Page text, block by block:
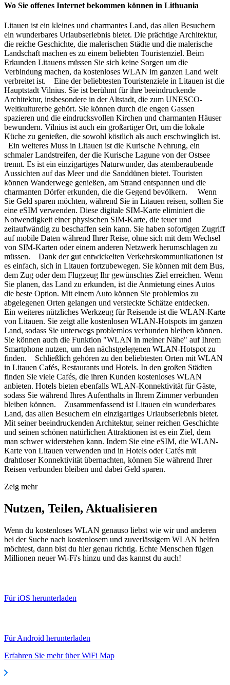
Wo Sie offenes Internet bekommen können in Lithuania
Litauen ist ein kleines und charmantes Land, das allen Besuchern
ein wunderbares Urlaubserlebnis bietet. Die prächtige Architektur,
die reiche Geschichte, die malerischen Städte und die malerische
Landschaft machen es zu einem beliebten Touristenziel. Beim
Erkunden Litauens müssen Sie sich keine Sorgen um die
Verbindung machen, da kostenloses WLAN im ganzen Land weit
verbreitet ist. Eine der beliebtesten Touristenziele in Litauen ist die
Hauptstadt Vilnius. Sie ist berühmt für ihre beeindruckende
Architektur, insbesondere in der Altstadt, die zum UNESCO-
Weltkulturerbe gehört. Sie können durch die engen Gassen
spazieren und die eindrucksvollen Kirchen und charmanten Häuser
bewundern. Vilnius ist auch ein großartiger Ort, um die lokale
Küche zu genießen, die sowohl köstlich als auch erschwinglich ist.
Ein weiteres Muss in Litauen ist die Kurische Nehrung, ein
schmaler Landstreifen, der die Kurische Lagune von der Ostsee
trennt. Es ist ein einzigartiges Naturwunder, das atemberaubende
Aussichten auf das Meer und die Sanddünen bietet. Touristen
können Wanderwege genießen, am Strand entspannen und die
charmanten Dörfer erkunden, die die Gegend bevölkern. Wenn
Sie Geld sparen möchten, während Sie in Litauen reisen, sollten Sie
eine eSIM verwenden. Diese digitale SIM-Karte eliminiert die
Notwendigkeit einer physischen SIM-Karte, die teuer und
zeitaufwändig zu beschaffen sein kann. Sie haben sofortigen Zugriff
auf mobile Daten während Ihrer Reise, ohne sich mit dem Wechsel
von SIM-Karten oder einem anderen Netzwerk herumschlagen zu
müssen. Dank der gut entwickelten Verkehrskommunikationen ist
es einfach, sich in Litauen fortzubewegen. Sie können mit dem Bus,
dem Zug oder dem Flugzeug Ihr gewünschtes Ziel erreichen. Wenn
Sie planen, das Land zu erkunden, ist die Anmietung eines Autos
die beste Option. Mit einem Auto können Sie problemlos zu
abgelegenen Orten gelangen und versteckte Schätze entdecken.
Ein weiteres nützliches Werkzeug für Reisende ist die WLAN-Karte
von Litauen. Sie zeigt alle kostenlosen WLAN-Hotspots im ganzen
Land, sodass Sie unterwegs problemlos verbunden bleiben können.
Sie können auch die Funktion "WLAN in meiner Nähe" auf Ihrem
Smartphone nutzen, um den nächstgelegenen WLAN-Hotspot zu
finden. Schließlich gehören zu den beliebtesten Orten mit WLAN
in Litauen Cafés, Restaurants und Hotels. In den großen Städten
finden Sie viele Cafés, die ihren Kunden kostenloses WLAN
anbieten. Hotels bieten ebenfalls WLAN-Konnektivität für Gäste,
sodass Sie während Ihres Aufenthalts in Ihrem Zimmer verbunden
bleiben können. Zusammenfassend ist Litauen ein wunderbares
Land, das allen Besuchern ein einzigartiges Urlaubserlebnis bietet.
Mit seiner beeindruckenden Architektur, seiner reichen Geschichte
und seinen schönen natürlichen Attraktionen ist es ein Ziel, dem
man schwer widerstehen kann. Indem Sie eine eSIM, die WLAN-
Karte von Litauen verwenden und in Hotels oder Cafés mit
drahtloser Konnektivität übernachten, können Sie während Ihrer
Reisen verbunden bleiben und dabei Geld sparen.
Zeig mehr
Nutzen, Teilen, Aktualisieren
Wenn du kostenloses WLAN genauso liebst wie wir und anderen
bei der Suche nach kostenlosem und zuverlässigem WLAN helfen
möchtest, dann bist du hier genau richtig. Echte Menschen fügen
Millionen neuer Wi-Fi's hinzu und das kannst du auch!
Für iOS herunterladen
Für Android herunterladen
Erfahren Sie mehr über WiFi Map